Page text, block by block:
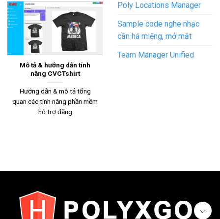
Mô tả & hướng dẫn tính
năng CVCTshirt
Hướng dẫn & mô tả tổng
quan các tính năng phần mềm
hỗ trợ đăng
Poly Locations Manager
Sample code nghe nhạc
cần há miệng, mở mắt
Team Manager Unified